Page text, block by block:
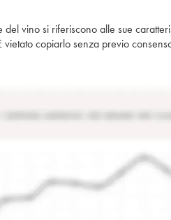
vino si riferiscono alle sue
copiarlo senza previo